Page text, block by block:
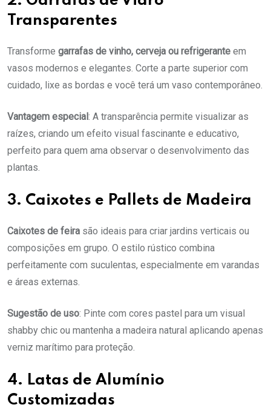
Transparentes
Transforme garrafas de vinho, cerveja ou refrigerante em
vasos modernos e elegantes. Corte a parte superior com
cuidado, lixe as bordas e você terá um vaso contemporâneo.
Vantagem especial: A transparência permite visualizar as
raízes, criando um efeito visual fascinante e educativo,
perfeito para quem ama observar o desenvolvimento das
plantas.
3. Caixotes e Pallets de Madeira
Caixotes de feira são ideais para criar jardins verticais ou
composições em grupo. O estilo rústico combina
perfeitamente com suculentas, especialmente em varandas
e áreas externas.
Sugestão de uso: Pinte com cores pastel para um visual
shabby chic ou mantenha a madeira natural aplicando apenas
verniz marítimo para proteção.
4. Latas de Alumínio
Customizadas